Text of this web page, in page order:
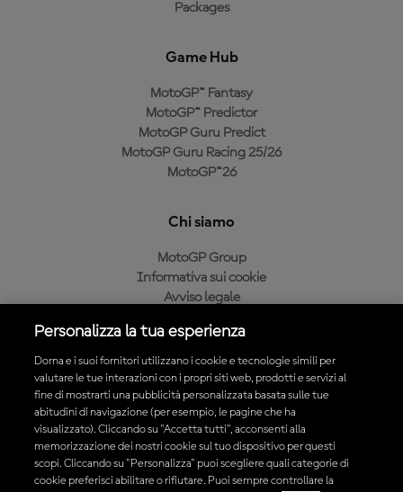
Packages
Game Hub
MotoGP™ Fantasy
MotoGP™ Predictor
MotoGP Guru Predict
MotoGP Guru Racing 25/26
MotoGP™26
Chi siamo
MotoGP Group
Informativa sui cookie
Avviso legale
Condizioni di acquisto
Scarica l'app ufficiale MotoGP™
Personalizza la tua esperienza
Dorna e i suoi fornitori utilizzano i cookie e tecnologie simili per
valutare le tue interazioni con i propri siti web, prodotti e servizi al
fine di mostrarti una pubblicità personalizzata basata sulle tue
abitudini di navigazione (per esempio, le pagine che ha
visualizzato). Cliccando su "Accetta tutti", acconsenti alla
memorizzazione dei nostri cookie sul tuo dispositivo per questi
scopi. Cliccando su "Personalizza" puoi scegliere quali categorie di
cookie preferisci abilitare o rifiutare. Puoi sempre controllare la